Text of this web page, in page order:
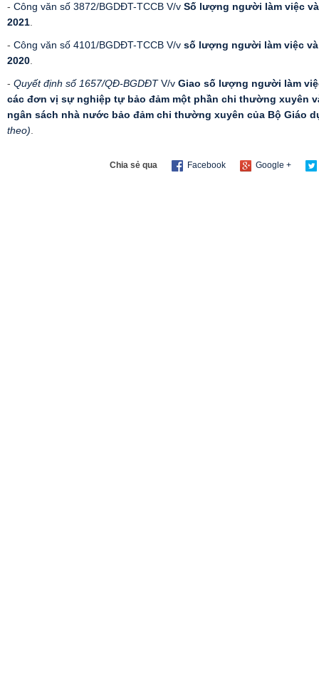
- Công văn số 3872/BGDĐT-TCCB V/v Số lượng người làm việc
2021
- Công văn số 4101/BGDĐT-TCCB V/v số lượng người làm việc
2020
- Quyết định số 1657/QĐ-BGDĐTV/v Giao số lượng người làm
các đơn vị sự nghiệp tự bảo đảm một phần chi thường xuyên
ngân sách nhà nước bảo đảm chi thường xuyên của Bộ Giáo
theo)
Chia sẻ qua Facebook Google +